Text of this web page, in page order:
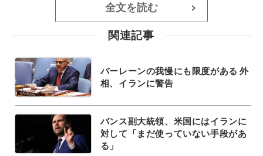
全文を読む >
関連記事
バーレーンの我慢にも限度がある 外
相、イランに警告
バンス副大統領、米国にはイランに
対して「まだ使っていない手段があ
る」